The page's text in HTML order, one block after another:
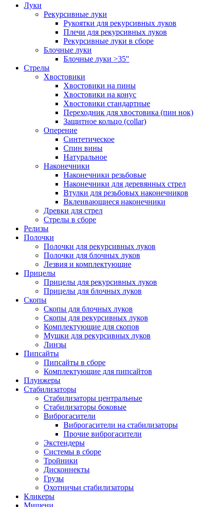
Луки
Рекурсивные луки
Рукоятки для рекурсивных луков
Плечи для рекурсивных луков
Рекурсивные луки в сборе
Блочные луки
Блочные луки >35"
Стрелы
Хвостовики
Хвостовики на пины
Хвостовики на конус
Хвостовики стандартные
Переходник для хвостовика (пин нок)
Защитное кольцо (collar)
Оперение
Синтетическое
Спин вины
Натуральное
Наконечники
Наконечники резьбовые
Наконечники для деревянных стрел
Втулки для резьбовых наконечников
Вклеивающиеся наконечники
Древки для стрел
Стрелы в сборе
Релизы
Полочки
Полочки для рекурсивных луков
Полочки для блочных луков
Лезвия и комплектующие
Прицелы
Прицелы для рекурсивных луков
Прицелы для блочных луков
Скопы
Скопы для блочных луков
Скопы для рекурсивных луков
Комплектующие для скопов
Мушки для рекурсивных луков
Линзы
Пипсайты
Пипсайты в сборе
Комплектующие для пипсайтов
Плунжеры
Стабилизаторы
Стабилизаторы центральные
Стабилизаторы боковые
Виброгасители
Виброгасители на стабилизаторы
Прочие виброгасители
Экстендеры
Системы в сборе
Тройники
Дисконнекты
Грузы
Охотничьи стабилизаторы
Кликеры
Мишени